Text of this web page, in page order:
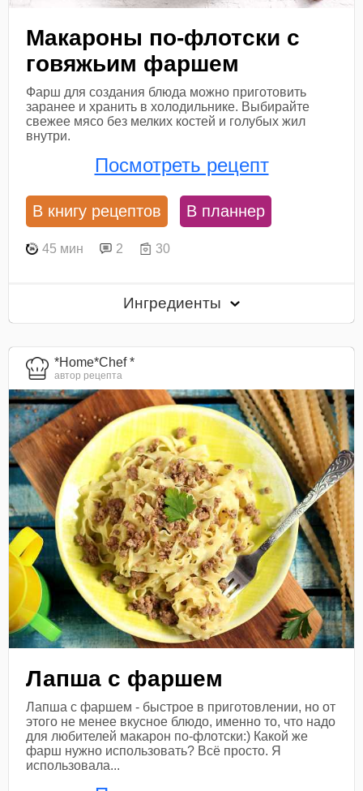
Макароны по-флотски с
говяжьим фаршем
Фарш для создания блюда можно приготовить
заранее и хранить в холодильнике. Выбирайте
свежее мясо без мелких костей и голубых жил
внутри.
Посмотреть рецепт
В книгу рецептов В планнер
45 мин 2 30
Ингредиенты
*Home*Chef *
автор рецепта
Лапша с фаршем
Лапша с фаршем - быстрое в приготовлении, но от
этого не менее вкусное блюдо, именно то, что надо
для любителей макарон по-флотски:) Какой же
фарш нужно использовать? Всё просто. Я
использовала...